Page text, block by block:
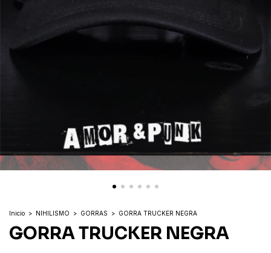
Inicio > NIHILISMO > GORRAS > GORRA TRUCKER NEGRA
GORRA TRUCKER NEGRA